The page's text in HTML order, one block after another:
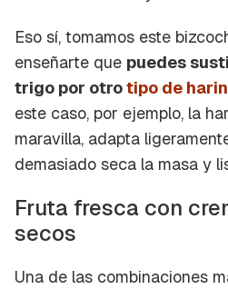
Eso sí, tomamos este
enseñarte que puedes
trigo por otrotipo de
este caso, por ejemplo, la
maravilla, adapta
demasiado seca la masa y
Fruta fresca con
secos
Una de las combinaciones